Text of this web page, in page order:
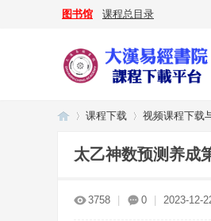
图书馆 课程总目录
课程下载 视频课程下载
太乙神数预测养成
3758 0 2023-12-